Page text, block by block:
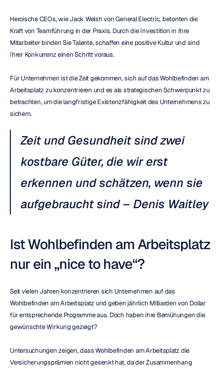
Heroische CEOs, wie Jack Welsh von General Electric, betonten die
Kraft von Teamführung in der Praxis. Durch die Investition in Ihre
Mitarbeiter binden Sie Talente, schaffen eine positive Kultur und sind
Ihrer Konkurrenz einen Schritt voraus.
Für Unternehmen ist die Zeit gekommen, sich auf das Wohlbefinden am
Arbeitsplatz zu konzentrieren und es als strategischen Schwerpunkt zu
betrachten, um die langfristige Existenzfähigkeit des Unternehmens zu
sichern.
Zeit und Gesundheit sind zwei
kostbare Güter, die wir erst
erkennen und schätzen, wenn sie
aufgebraucht sind – Denis Waitley
Ist Wohlbefinden am Arbeitsplatz
nur ein „nice to have“?
Seit vielen Jahren konzentrieren sich Unternehmen auf das
Wohlbefinden am Arbeitsplatz und geben jährlich Milliarden von Dollar
für entsprechende Programme aus. Doch haben ihre Bemühungen die
gewünschte Wirkung gezeigt?
Untersuchungen zeigen, dass Wohlbefinden am Arbeitsplatz die
Versicherungsprämien nicht gesenkt hat, da der Zusammenhang